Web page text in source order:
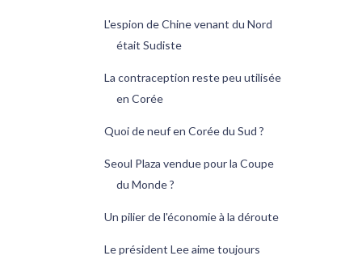
L'espion de Chine venant du Nord
était Sudiste
La contraception reste peu utilisée
en Corée
Quoi de neuf en Corée du Sud ?
Seoul Plaza vendue pour la Coupe
du Monde ?
Un pilier de l'économie à la déroute
Le président Lee aime toujours